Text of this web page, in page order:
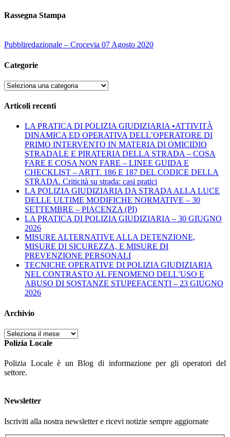
Rassegna Stampa
Pubbliredazionale – Crocevia 07 Agosto 2020
Categorie
Categorie
Articoli recenti
LA PRATICA DI POLIZIA GIUDIZIARIA •ATTIVITÀ
DINAMICA ED OPERATIVA DELL’OPERATORE DI
PRIMO INTERVENTO IN MATERIA DI OMICIDIO
STRADALE E PIRATERIA DELLA STRADA – COSA
FARE E COSA NON FARE – LINEE GUIDA E
CHECKLIST – ARTT. 186 E 187 DEL CODICE DELLA
STRADA. Criticità su strada: casi pratici
LA POLIZIA GIUDIZIARIA DA STRADA ALLA LUCE
DELLE ULTIME MODIFICHE NORMATIVE – 30
SETTEMBRE – PIACENZA (PI)
LA PRATICA DI POLIZIA GIUDIZIARIA – 30 GIUGNO
2026
MISURE ALTERNATIVE ALLA DETENZIONE,
MISURE DI SICUREZZA, E MISURE DI
PREVENZIONE PERSONALI
TECNICHE OPERATIVE DI POLIZIA GIUDIZIARIA
NEL CONTRASTO AL FENOMENO DELL’USO E
ABUSO DI SOSTANZE STUPEFACENTI – 23 GIUGNO
2026
Archivio
Archivio
Polizia Locale
Polizia Locale è un Blog di informazione per gli operatori del
settore.
Newsletter
Iscriviti alla nostra newsletter e ricevi notizie sempre aggiornate